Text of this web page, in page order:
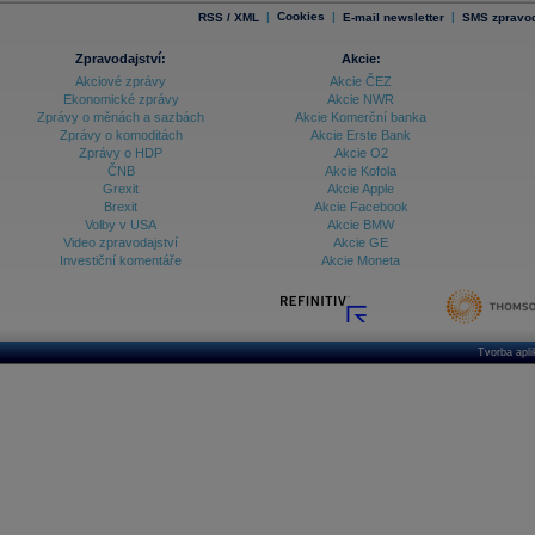
RSS / XML | Cookies | E-mail newsletter | SMS
Zpravodajství:
Akciové zprávy
Ekonomické zprávy
Zprávy o měnách a sazbách
Zprávy o komoditách
Zprávy o HDP
ČNB
Grexit
Brexit
Volby v USA
Video zpravodajství
Investiční komentáře
Akcie:
Akcie ČEZ
Akcie NWR
Akcie Komerční banka
Akcie Erste Bank
Akcie O2
Akcie Kofola
Akcie Apple
Akcie Facebook
Akcie BMW
Akcie GE
Akcie Moneta
Tvorba